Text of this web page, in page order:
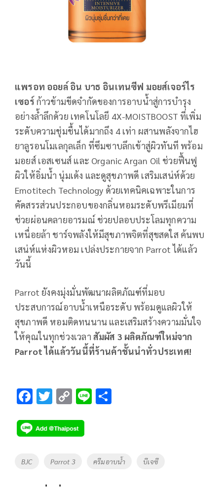
แพรอท ออยล์ อิน บาธ อินเทนซีฟ มอยส์เจอร์ไร
เซอร์ ก้าวข้ามขีดจำกัดของการอาบน้ำสู่การบำรุง
อย่างล้ำลึกด้วย เทคโนโลยี 4X-MOISTBOOST ที่เพิ่ม
ระดับความชุ่มชื้นได้มากถึง 4 เท่า ผสานพลังจากไฮ
ยาลูรอนโมเลกุลเล็ก ที่ซึมซาบลึกเข้าสู่ผิวทันที พร้อม
มอยส์ เอสเซนส์ และ Organic Argan Oil ช่วยฟื้นฟู
ผิวให้อิ่มน้ำ นุ่มเด้ง และดูสุขภาพดี เสริมเสน่ห์ด้วย
Emotitech Technology ด้วยเทคนิคเฉพาะในการ
คัดสรรส่วนประกอบของกลิ่นหอมระดับพรีเมียมที่
ช่วยผ่อนคลายอารมณ์ ช่วยปลอบประโลมทุกความ
เหนื่อยล้า ชาร์จพลังให้มีสุขภาพจิตที่สุขสดใส ค้นพบ
เสน่ห์แห่งผิวหอม เปล่งประกายจาก Parrot ได้แล้ว
วันนี้
Parrot ยังคงมุ่งมั่นพัฒนาผลิตภัณฑ์ที่มอบ
ประสบการณ์อาบน้ำเหนือระดับ พร้อมดูแลผิวให้
สุขภาพดี หอมติดทนนาน และเสริมสร้างความมั่นใจ
ให้คุณในทุกช่วงเวลา สัมผัส 3 ผลิตภัณฑ์ใหม่จาก
Parrot ได้แล้ววันนี้ที่ร้านค้าชั้นนำทั่วประเทศ!
F
e
b
T
tt
er
C
p
y
Li
Li
Tags
BJC Parrot 3 ครีมอาบน้ำ บีเจซี